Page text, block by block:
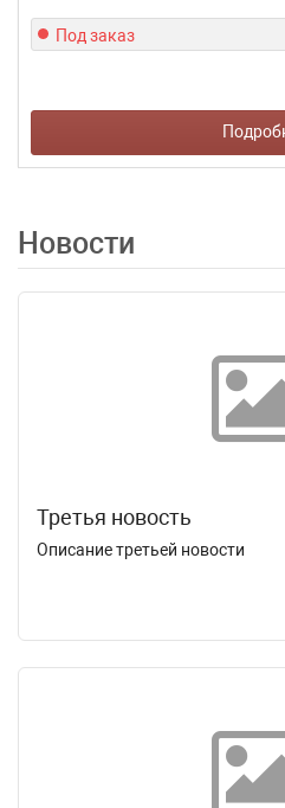
Под заказ
Новости
Третья новость
Описание третьей новости